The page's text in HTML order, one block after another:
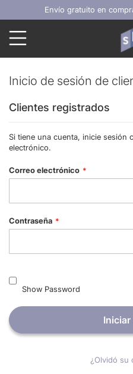
Envío gratuito en
Inicio de sesión de
Clientes registrados
Si tiene una cuenta, inicie sesión
electrónico.
Correo electrónico
Contraseña
Show Password
¿Olvidó su